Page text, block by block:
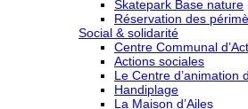
Skatepark Base nature
Réservation des
Social & solidarité
Centre Communal
Actions sociales
Le Centre d’animation
Handiplage
La Maison d’Ailes